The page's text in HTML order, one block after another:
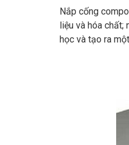
Nắp cống
liệu và hóa chất;
học và tạo ra